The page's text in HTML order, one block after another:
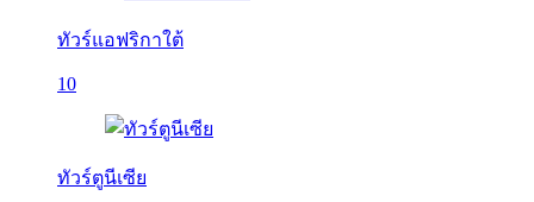
ทัวร์แอฟริกาใต้
10
ทัวร์ตูนีเซีย